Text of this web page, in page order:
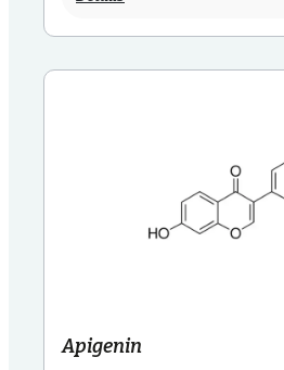
Apigenin